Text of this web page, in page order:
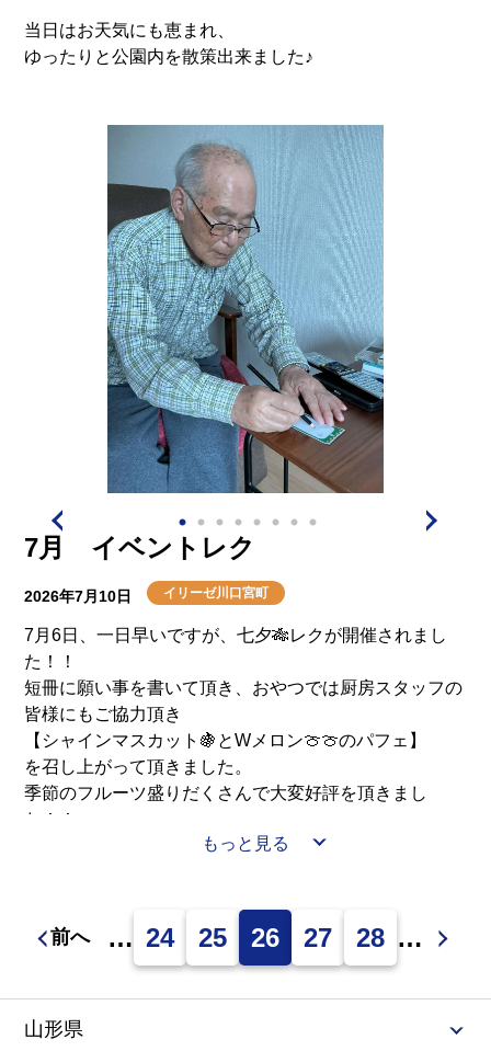
当日はお天気にも恵まれ、
ゆったりと公園内を散策出来ました♪
7月 イベントレク
2026年7月10日 イリーゼ川口宮町
7月6日、一日早いですが、七夕🎋レクが開催されまし
た！！
短冊に願い事を書いて頂き、おやつでは厨房スタッフの
皆様にもご協力頂き
【シャインマスカット🍇とWメロン🍈🍈のパフェ】
を召し上がって頂きました。
季節のフルーツ盛りだくさんで大変好評を頂きまし
た！！
もっと見る
前へ … 24 25 26 27 28 …
山形県